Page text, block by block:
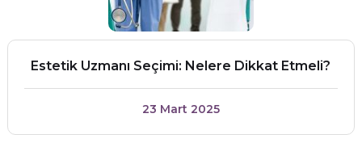
Estetik Uzmanı Seçimi: Nelere Dikkat Etmeli?
23 Mart 2025